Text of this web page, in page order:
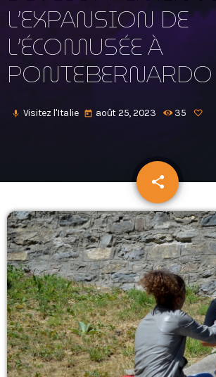
Podcasts
L’équipe
Contact
L’EXPANSION DE
L’ÉCOMUSÉE À
PONTEBERNARDO
mic Visitez l'Italie today août 25, 2023 35
share
email